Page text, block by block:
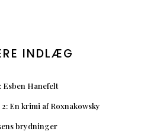
INDLÆG
Hanefelt
En krimi af Roxnakowsky
brydninger